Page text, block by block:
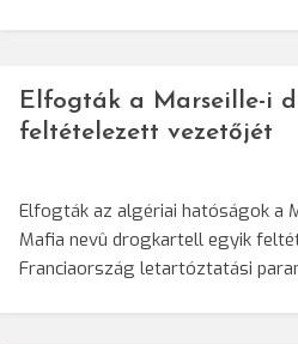
Elfogták a Marseille-i
feltételezett vezetőjét
Elfogták az algériai hatóságok a
Mafia nevû drogkartell egyik
Franciaország letartóztatási